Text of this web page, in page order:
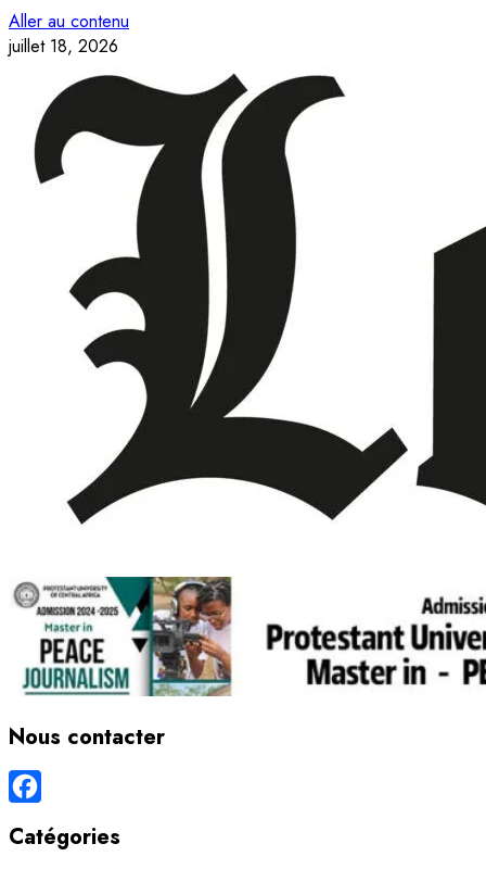
Aller au contenu
juillet 18, 2026
Nous contacter
Catégories